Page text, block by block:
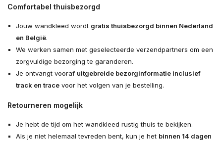
Comfortabel thuisbezorgd
Jouw wandkleed wordt gratis thuisbezorgd binnen Nederland
en België.
We werken samen met geselecteerde verzendpartners om een
zorgvuldige bezorging te garanderen.
Je ontvangt vooraf uitgebreide bezorginformatie inclusief
track en tracevoor het volgen van je bestelling.
Retourneren mogelijk
Je hebt de tijd om het wandkleed rustig thuis te bekijken.
Als je niet helemaal tevreden bent, kun je het binnen 14 dagen